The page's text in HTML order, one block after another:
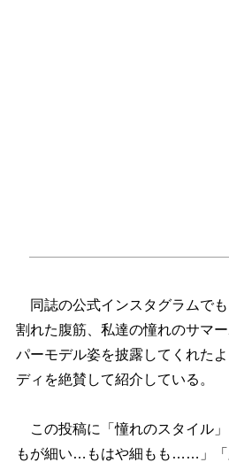
同誌の公式インスタグラムで
割れた腹筋、私達の憧れのサマ
パーモデル姿を披露してくれた
ディを絶賛して紹介している。
この投稿に「憧れのスタイル
もが細い…もはや細もも……」「